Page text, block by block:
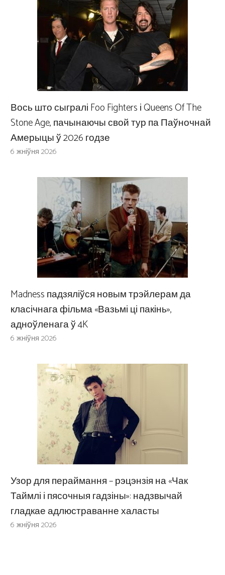
Вось што сыгралі Foo Fighters і Queens Of The
Stone Age, пачынаючы свой тур па Паўночнай
Амерыцы ў 2026 годзе
6 жніўня 2026
Madness падзяліўся новым трэйлерам да
класічнага фільма «Вазьмі ці пакінь»,
адноўленага ў 4K
6 жніўня 2026
Узор для пераймання – рэцэнзія на «Чак
Таймлі і пясочныя гадзіны»: надзвычай
гладкае адлюстраванне халасты
6 жніўня 2026